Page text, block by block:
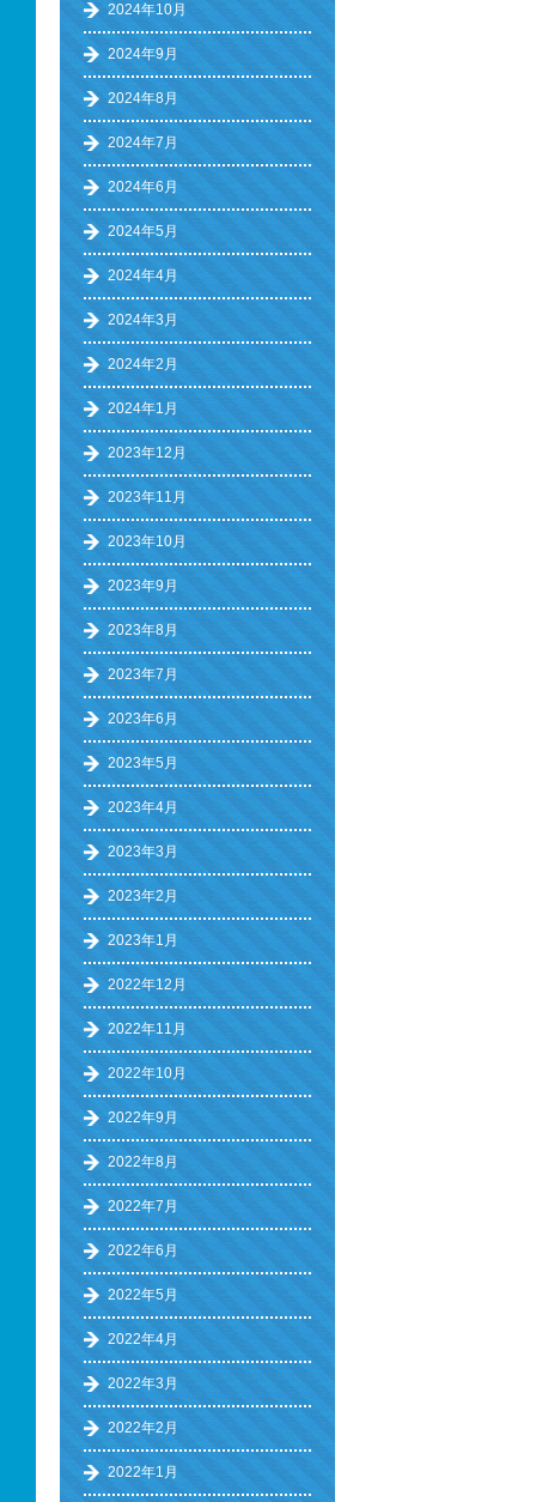
2024年10月
2024年9月
2024年8月
2024年7月
2024年6月
2024年5月
2024年4月
2024年3月
2024年2月
2024年1月
2023年12月
2023年11月
2023年10月
2023年9月
2023年8月
2023年7月
2023年6月
2023年5月
2023年4月
2023年3月
2023年2月
2023年1月
2022年12月
2022年11月
2022年10月
2022年9月
2022年8月
2022年7月
2022年6月
2022年5月
2022年4月
2022年3月
2022年2月
2022年1月